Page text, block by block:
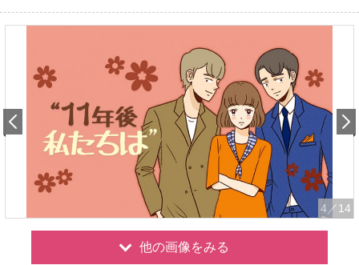
4 ／14
他の画像をみる